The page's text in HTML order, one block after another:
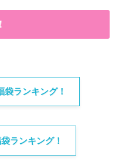
袋ランキング！
ランキング！